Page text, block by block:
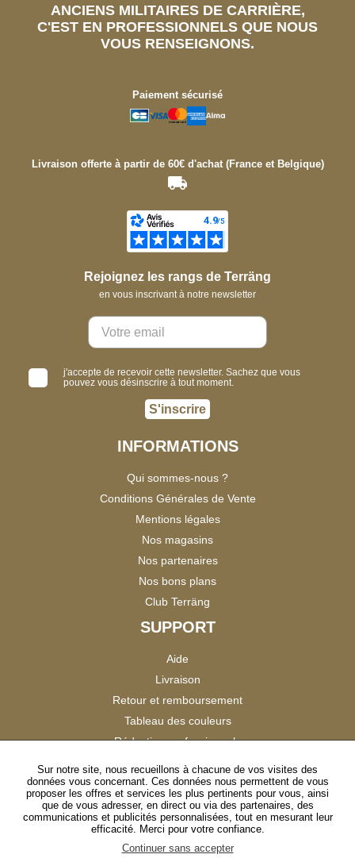
ANCIENS MILITAIRES DE CARRIÈRE,
C'EST EN PROFESSIONNELS QUE NOUS
VOUS RENSEIGNONS.
Paiement sécurisé
Livraison offerte à partir de 60€ d'achat (France et Belgique)
Rejoignez les rangs de Terräng
en vous inscrivant à notre newsletter
j'accepte de recevoir cette newsletter. Sachez que vous
pouvez vous désinscrire à tout moment.
S'inscrire
INFORMATIONS
Qui sommes-nous ?
Conditions Générales de Vente
Mentions légales
Nos magasins
Nos partenaires
Nos bons plans
Club Terräng
SUPPORT
Aide
Livraison
Retour et remboursement
Tableau des couleurs
Réduction professionnels
Satisfaction Clients
SUIVEZ-NOUS
Sur notre site, nous recueillons à chacune de vos visites des
données vous concernant. Ces données nous permettent de vous
proposer les offres et services les plus pertinents pour vous, ainsi
que de vous adresser, en direct ou via des partenaires, des
communications et publicités personnalisées, tout en mesurant leur
efficacité. Merci pour votre confiance.
Continuer sans accepter